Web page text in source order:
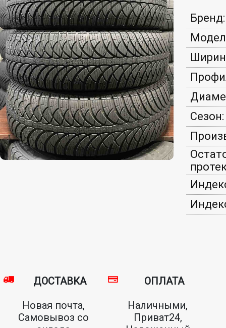
Бренд:
Сезон:
ДОСТАВКА
Новая почта,
Самовывоз со
ОПЛАТА
Наличными,
Приват24,